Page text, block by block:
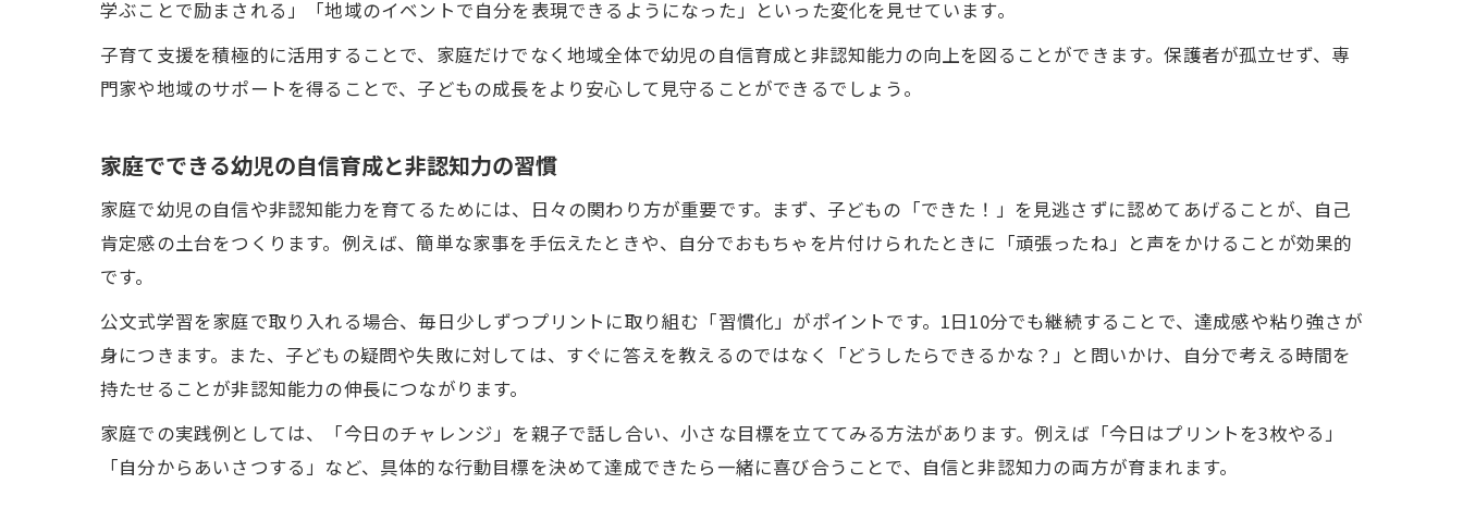
幼児期に非認知能力を育てる意義を解説
自信育成と非認知能力の発達が成長に与える影響
幼児が社会で生きる力を非認知能力で養う
家庭と地域が連携した自信育成のすすめ
公文式を通じた幼児の自信と非認知力の発展
公文式で幼児の非認知能力が伸びる理由を探る
幼児の変化を実感できる公文式学習の成果
保護者が語る公文式による自信育成の実例
学ぶことで励まされる」「地域のイベントで自分を表現できるようになった」といった変化を見せています。
子育て支援を積極的に活用することで、家庭だけでなく地域全体で幼児の自信育成と非認知能力の向上を図ることができます。保護者が孤立せず、専
門家や地域のサポートを得ることで、子どもの成長をより安心して見守ることができるでしょう。
家庭でできる幼児の自信育成と非認知力の習慣
家庭で幼児の自信や非認知能力を育てるためには、日々の関わり方が重要です。まず、子どもの「できた！」を見逃さずに認めてあげることが、自己
肯定感の土台をつくります。例えば、簡単な家事を手伝えたときや、自分でおもちゃを片付けられたときに「頑張ったね」と声をかけることが効果的
です。
公文式学習を家庭で取り入れる場合、毎日少しずつプリントに取り組む「習慣化」がポイントです。1日10分でも継続することで、達成感や粘り強さが
身につきます。また、子どもの疑問や失敗に対しては、すぐに答えを教えるのではなく「どうしたらできるかな？」と問いかけ、自分で考える時間を
持たせることが非認知能力の伸長につながります。
家庭での実践例としては、「今日のチャレンジ」を親子で話し合い、小さな目標を立ててみる方法があります。例えば「今日はプリントを3枚やる」
「自分からあいさつする」など、具体的な行動目標を決めて達成できたら一緒に喜び合うことで、自信と非認知力の両方が育まれます。